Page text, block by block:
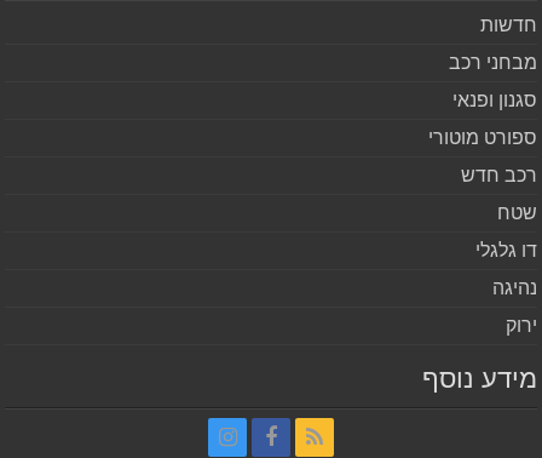
רכב
ופנאי
מוטורי
חדש
גלגלי
נוסף